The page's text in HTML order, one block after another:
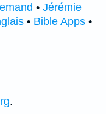
• Jérémie
• Bible Apps •
.